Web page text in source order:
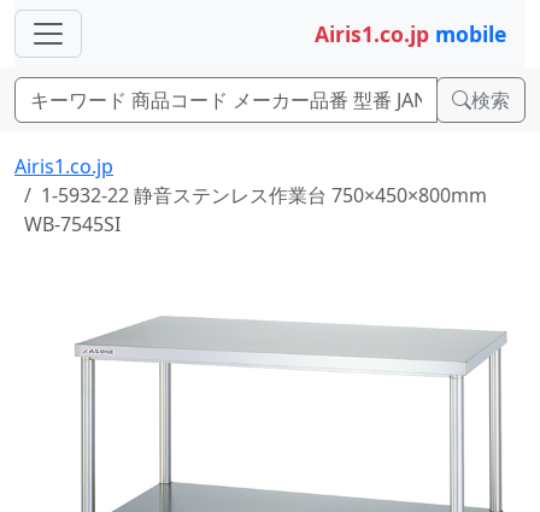
Airis1.co.jp mobile
検索
Airis1.co.jp
1-5932-22 静音ステンレス作業台 750×450×800mm
WB-7545SI